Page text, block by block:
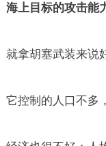
海上目标的攻击能
就拿胡塞武装来说
它控制的人口不多